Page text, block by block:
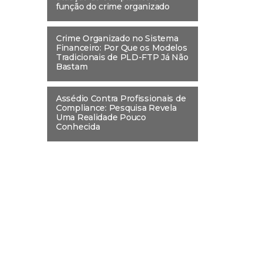
função do crime organizado
Crime Organizado no Sistema
Financeiro: Por Que os Modelos
Tradicionais de PLD-FTP Já Não
Bastam
Assédio Contra Profissionais de
Compliance: Pesquisa Revela
Uma Realidade Pouco
Conhecida